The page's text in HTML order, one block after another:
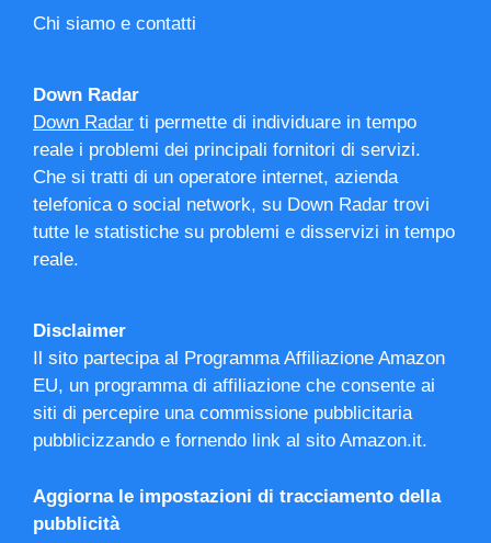
Chi siamo e contatti
Down Radar
Down Radar ti permette di individuare in tempo
reale i problemi dei principali fornitori di servizi.
Che si tratti di un operatore internet, azienda
telefonica o social network, su Down Radar trovi
tutte le statistiche su problemi e disservizi in tempo
reale.
Disclaimer
Il sito partecipa al Programma Affiliazione Amazon
EU, un programma di affiliazione che consente ai
siti di percepire una commissione pubblicitaria
pubblicizzando e fornendo link al sito Amazon.it.
Aggiorna le impostazioni di tracciamento della
pubblicità